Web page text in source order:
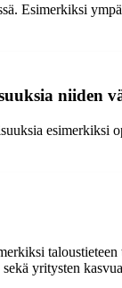
Esimerkiksi
niiden
yritysten